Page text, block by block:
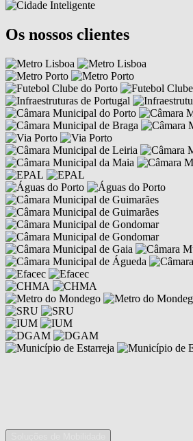
Os nossos clientes